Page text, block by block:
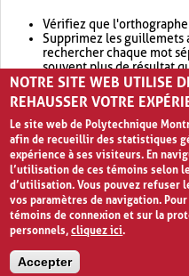
Vérifiez que
Supprimez les guillemets
rechercher chaque mot
souvent plus de résultat
Envisagez d'élargir votre
retournera souvent plus
NOTRE SITE WEB UTILISE
REHAUSSER VOTRE
Le site web de Polytechnique
afin de recueillir des statistiques
expérience à ses visiteurs. En
l’utilisation de ces témoins selon
d’utilisation. Vous pouvez refuser
vos paramètres de navigation.
témoins de connexion et sur la
personnels,cliquez ici.
Accepter